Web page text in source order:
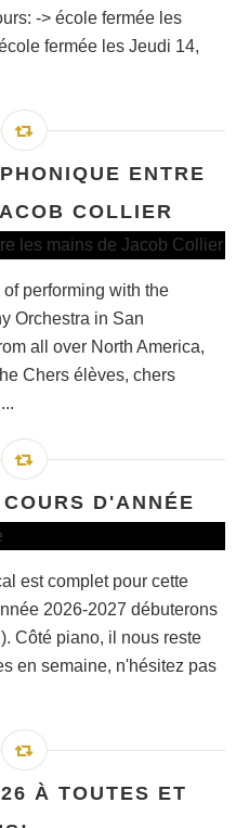
-> école fermée les
fermée les Jeudi 14,
ENTRE
COLLIER
performing with the
Orchestra in San
all over North America,
Chers élèves, chers
D'ANNÉE
est complet pour cette
2026-2027 débuterons
Côté piano, il nous reste
en semaine, n'hésitez pas
À TOUTES ET